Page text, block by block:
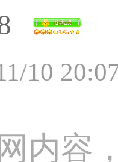
10
内容